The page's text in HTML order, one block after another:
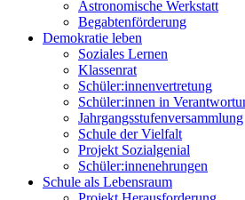
Astronomische Werkstatt
Begabtenförderung
Demokratie leben
Soziales Lernen
Klassenrat
Schüler:innenvertretung
Schüler:innen in
Jahrgangsstufenversammlung
Schule der Vielfalt
Projekt Sozialgenial
Schüler:innenehrungen
Schule als Lebensraum